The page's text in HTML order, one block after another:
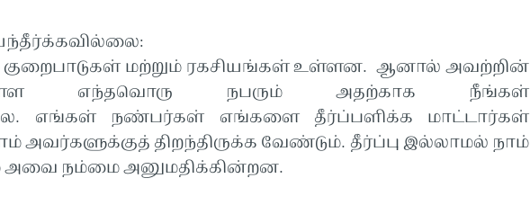
மற்றும் ரகசியங்கள் உள்ளன. ஆனால் அவற்றின்
எந்தவொரு நபரும் அதற்காக நீங்கள்
எங்கள் நண்பர்கள் எங்களை தீர்ப்பளிக்க மாட்டார்கள்
அவர்களுக்குத் திறந்திருக்க வேண்டும். தீர்ப்பு இல்லாமல் நாம்
அவை நம்மை அனுமதிக்கின்றன.